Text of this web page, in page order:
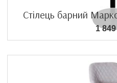
Стілець барний
1